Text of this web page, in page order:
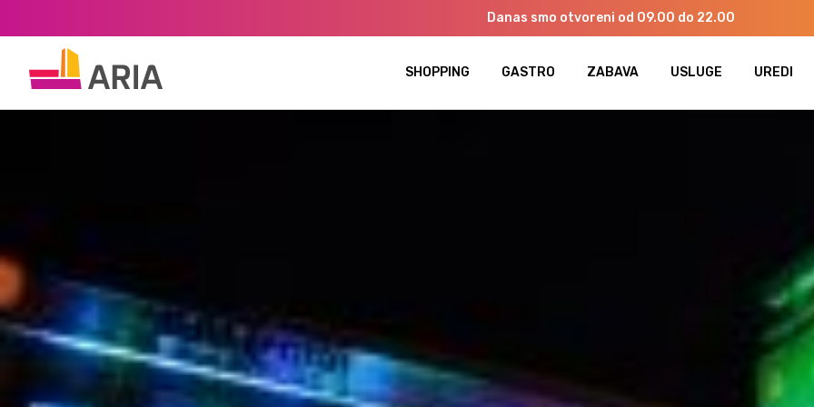
Danas smo otvoreni od 09.00 do 22.00
SHOPPING GASTRO ZABAVA USLUGE UREDI